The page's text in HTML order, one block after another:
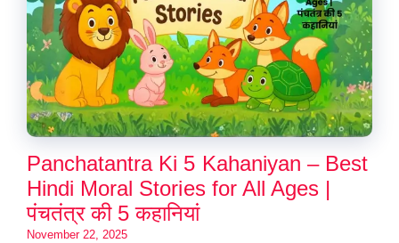
Panchatantra Ki 5 Kahaniyan – Best
Hindi Moral Stories for All Ages |
पंचतंत्र की 5 कहानियां
November 22, 2025